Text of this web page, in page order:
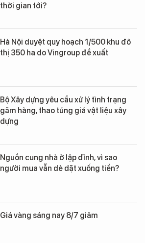
thời gian tới?
Hà Nội duyệt quy hoạch 1/500 khu đô
thị 350 ha do Vingroup đề xuất
Bộ Xây dựng yêu cầu xử lý tình trạng
găm hàng, thao túng giá vật liệu xây
dựng
Nguồn cung nhà ở lập đỉnh, vì sao
người mua vẫn dè dặt xuống tiền?
Giá vàng sáng nay 8/7 giảm